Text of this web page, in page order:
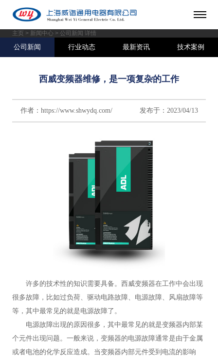
主页 > 新闻中心 > 公司新闻 详情
公司新闻 行业动态 最新资讯 技术案例
西威变频器维修，是一项复杂的工作
作者：https://www.shwydq.com/ 发布于：2023/04/13
许多的技术性的知识需要具备。西威变频器在工作中会出现
很多故障，比如过负荷、驱动电路故障、电源故障、风扇故障等
等，其中最常见的就是电源故障了。
电源故障出现的原因很多，其中最常见的就是变频器内部某
个元件出现问题。一般来说，变频器的电源故障通常是由于金属
或者电池的化学反应造成。当变频器内部元件受到电流的影响